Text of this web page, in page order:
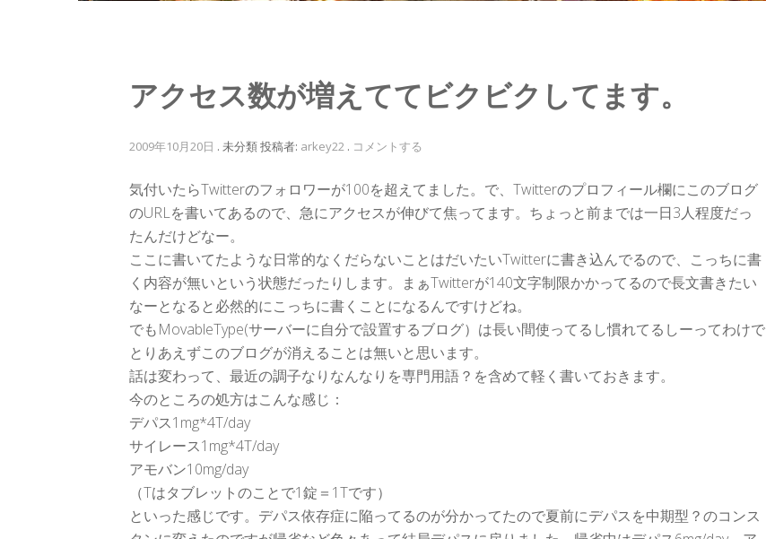
アクセス数が増えててビクビクしてます。
2009年10月20日 . 未分類投稿者: arkey22 . コメントする
気付いたらTwitterのフォロワーが100を超えてました。で、Twitterのプロフィール欄にこのブログ
のURLを書いてあるので、急にアクセスが伸びて焦ってます。ちょっと前までは一日3人程度だっ
たんだけどなー。
ここに書いてたような日常的なくだらないことはだいたいTwitterに書き込んでるので、こっちに書
く内容が無いという状態だったりします。まぁTwitterが140文字制限かかってるので長文書きたい
なーとなると必然的にこっちに書くことになるんですけどね。
でもMovableType(サーバーに自分で設置するブログ）は長い間使ってるし慣れてるしーってわけで
とりあえずこのブログが消えることは無いと思います。
話は変わって、最近の調子なりなんなりを専門用語？を含めて軽く書いておきます。
今のところの処方はこんな感じ：
デパス1mg*4T/day
サイレース1mg*4T/day
アモバン10mg/day
（Tはタブレットのことで1錠＝1Tです）
といった感じです。デパス依存症に陥ってるのが分かってたので夏前にデパスを中期型？のコンス